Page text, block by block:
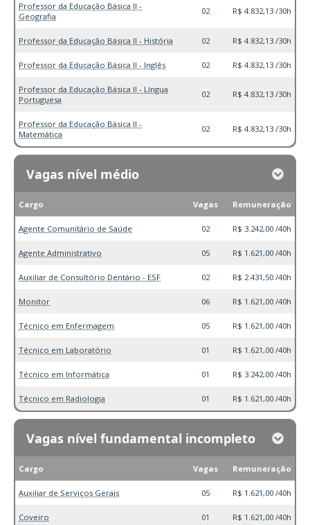
Professor da Educação Básica II -
Geografia
02 R$ 4.832,13 /30h
Professor da Educação Básica II - História 02 R$ 4.832,13 /30h
Professor da Educação Básica II - Inglês 02 R$ 4.832,13 /30h
Professor da Educação Básica II - Língua
Portuguesa
02 R$ 4.832,13 /30h
Professor da Educação Básica II -
Matemática
02 R$ 4.832,13 /30h
Vagas nível médio
Cargo Vagas Remuneração
Agente Comunitário de Saúde 02 R$ 3.242,00 /40h
Agente Administrativo 05 R$ 1.621,00 /40h
Auxiliar de Consultório Dentário - ESF 02 R$ 2.431,50 /40h
Monitor 06 R$ 1.621,00 /40h
Técnico em Enfermagem 05 R$ 1.621,00 /40h
Técnico em Laboratório 01 R$ 1.621,00 /40h
Técnico em Informática 01 R$ 3.242,00 /40h
Técnico em Radiologia 01 R$ 1.621,00 /40h
Vagas nível fundamental incompleto
Cargo Vagas Remuneração
Auxiliar de Serviços Gerais 05 R$ 1.621,00 /40h
Coveiro 01 R$ 1.621,00 /40h